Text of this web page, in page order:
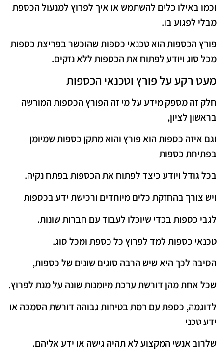
וכמו באילו כלים להשתמש או איך לפרוץ למנעול הכספת
מבלי לפגוע בו.
פורץ הכספות הוא טכנאי כספות שהוכשר בפריצת כספות
מכל סוג ויודע לפתוח את הכספות ללא נזקים.
מעט רקע על פורץ וטכנאי הכספות
חלק זה מספק מידע על מי זה הפורץ הכספות המורשה
בראשון לציון,
וגם איזה כספות הוא פורץ והוא מתקן כספות שמיומן
בפתיחת כספות
בכל גודל ויודע כיצד לפתוח את הכספות בפתח נקיה.
ויש צורך בהחזקת כלים מיוחדים ורכישת ידע בכספות
לגבי כספות בכדי שיוכלו לעבוד עם חברות שונות.
טכנאי כספות למד לפרוץ כל כספת ומכל סוג.
הסיבה לכך היא שיש הרבה סוגים שונים של כספות,
שכל אחת מהן דורשת ערכת מיומנות שונה על מנת לפרוץ.
לדוגמה, כספת עם רמת בטיחות גבוהה דורשת הסמכה או
ידע טכני
שלרוב אנשי המקצוע לא תהיה גישה או ידע אליהם.